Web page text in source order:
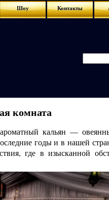
Шоу Контакты
комната
кальян —
годы и в нашей
где в изысканной